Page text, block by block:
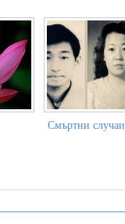
Смъртни случаи